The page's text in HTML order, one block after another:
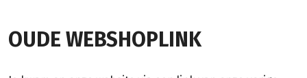
OUDE WEBSHOPLINK